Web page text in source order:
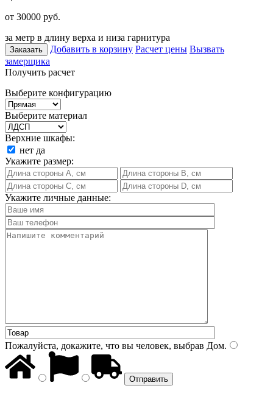
от 30000 руб.
за метр в длину верха и низа гарнитура
Заказать Добавить в корзину Расчет цены Вызвать
замерщика
Получить расчет
Выберите конфигурацию
Выберите материал
Верхние шкафы:
нет да
Укажите размер:
Укажите личные данные:
Пожалуйста, докажите, что вы человек, выбрав Дом.